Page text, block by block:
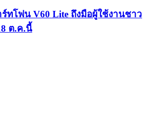
ร์ทโฟน V60 Lite ถึงมือผู้ใช้งานชาว
ต.ค.นี้